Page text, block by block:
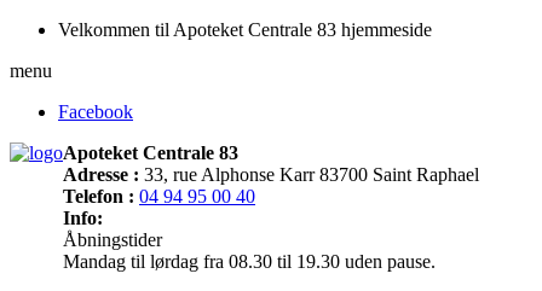
Velkommen til Apoteket Centrale 83 hjemmeside
menu
Facebook
Apoteket Centrale 83
Adresse : 33, rue Alphonse Karr 83700 Saint Raphael
Telefon : 04 94 95 00 40
Info:
Åbningstider
Mandag til lørdag fra 08.30 til 19.30 uden pause.